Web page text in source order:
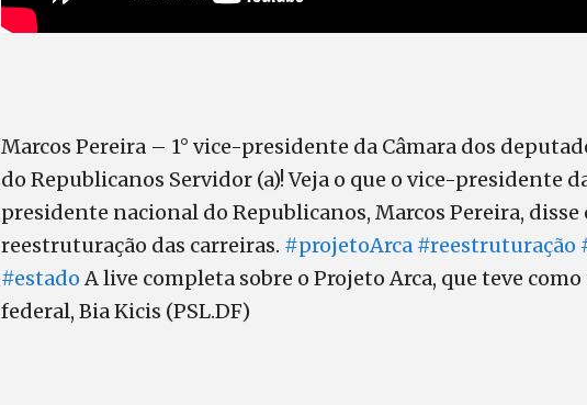
Marcos Pereira – 1° vice-presidente da Câmara dos
do Republicanos Servidor (a)! Veja o que o vice-presidente
presidente nacional do Republicanos, Marcos Pereira, disse
reestruturação das carreiras. #projetoArca #reestruturação
#estado A live completa sobre o Projeto Arca, que teve
federal, Bia Kicis (PSL.DF)